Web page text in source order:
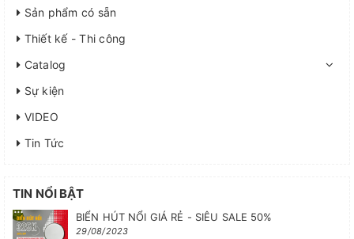
Sản phẩm có sẵn
Thiết kế - Thi công
Catalog
Sự kiện
VIDEO
Tin Tức
TIN NỔI BẬT
BIỂN HÚT NỔI GIÁ RẺ - SIÊU SALE 50%
29/08/2023